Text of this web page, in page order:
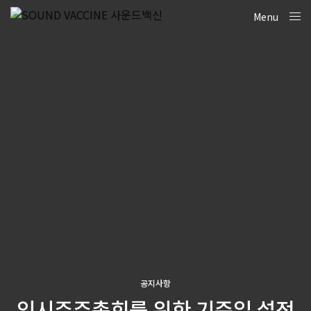
Menu
공지사항